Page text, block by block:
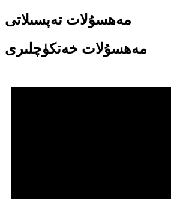
مەھسۇلات تەپسىلاتى
مەھسۇلات خەتكۈچلىرى